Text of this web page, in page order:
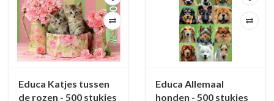
Educa Katjes tussen
de rozen - 500 stukjes
Educa Allemaal
honden - 500 stukjes